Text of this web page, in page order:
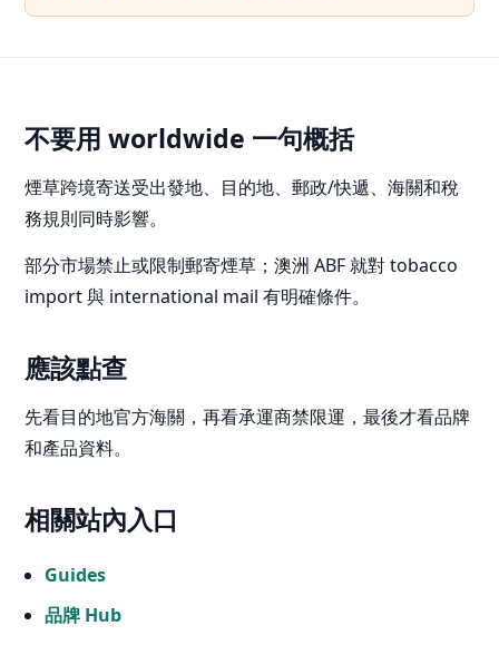
不要用 worldwide 一句概括
煙草跨境寄送受出發地、目的地、郵政/快遞、海關和稅
務規則同時影響。
部分市場禁止或限制郵寄煙草；澳洲 ABF 就對 tobacco
import 與 international mail 有明確條件。
應該點查
先看目的地官方海關，再看承運商禁限運，最後才看品牌
和產品資料。
相關站內入口
Guides
品牌 Hub